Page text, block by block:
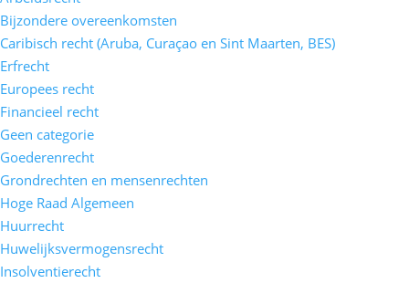
Bijzondere overeenkomsten
Caribisch recht (Aruba, Curaçao en Sint Maarten, BES)
Erfrecht
Europees recht
Financieel recht
Geen categorie
Goederenrecht
Grondrechten en mensenrechten
Hoge Raad Algemeen
Huurrecht
Huwelijksvermogensrecht
Insolventierecht